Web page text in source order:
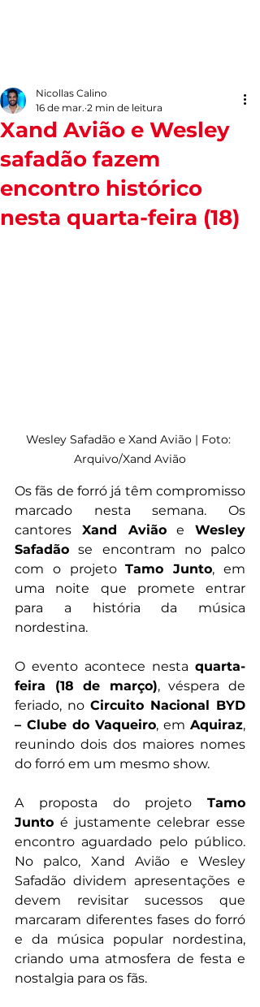
Xand Avião e Wesley
safadão fazem
encontro histórico
nesta quarta-feira (18)
Nicollas Calino
16 de mar. 2 min de leitura
Wesley Safadão e Xand Avião | Foto:
Arquivo/Xand Avião
Os fãs de forró já têm compromisso
marcado nesta semana. Os
cantores Xand Avião e Wesley
Safadão se encontram no palco
com o projeto Tamo Junto, em
uma noite que promete entrar
para a história da música
nordestina.
O evento acontece nesta quarta-
feira (18 de março), véspera de
feriado, no Circuito Nacional BYD
– Clube do Vaqueiro, em Aquiraz,
reunindo dois dos maiores nomes
do forró em um mesmo show.
A proposta do projeto Tamo
Junto é justamente celebrar esse
encontro aguardado pelo público.
No palco, Xand Avião e Wesley
Safadão dividem apresentações e
devem revisitar sucessos que
marcaram diferentes fases do forró
e da música popular nordestina,
criando uma atmosfera de festa e
nostalgia para os fãs.